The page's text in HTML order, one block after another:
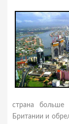
страна больше
Британии и